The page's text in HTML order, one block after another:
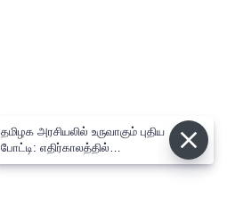
தமிழக அரசியலில் உருவாகும் புதிய
போட்டி: எதிர்காலத்தில்
விஜய்க்கும், தனுசுக்கும்